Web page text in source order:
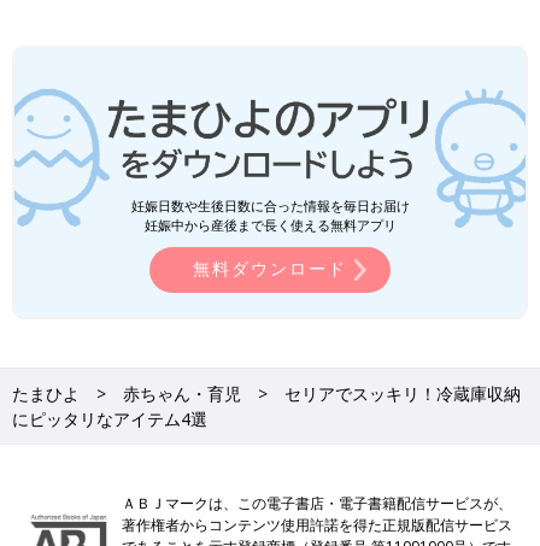
妊娠日数や生後日数に合った情報を毎日お届け
妊娠中から産後まで長く使える無料アプリ
無料ダウンロード
たまひよ 赤ちゃん・育児
セリアでスッキリ！冷蔵庫収納
にピッタリなアイテム4選
ＡＢＪマークは、この電子書店・電子書籍配信サービスが、
著作権者からコンテンツ使用許諾を得た正規版配信サービス